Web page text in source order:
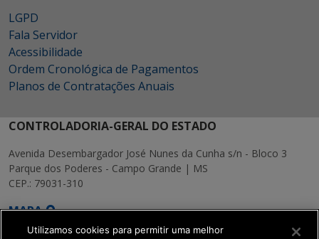
LGPD
Fala Servidor
Acessibilidade
Ordem Cronológica de Pagamentos
Planos de Contratações Anuais
CONTROLADORIA-GERAL DO ESTADO
Avenida Desembargador José Nunes da Cunha s/n - Bloco 3
Parque dos Poderes - Campo Grande | MS
CEP.: 79031-310
MAPA
Utilizamos cookies para permitir uma melhor